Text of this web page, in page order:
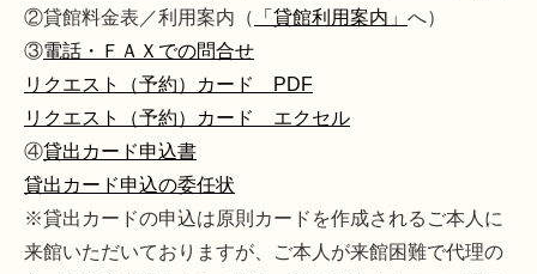
②貸館料金表／利用案内（
「貸館利用案内」 へ）
③電話・ＦＡＸでの問合せ
リクエスト（予約）カード PDF
リクエスト（予約）カード エクセル
④貸出カード申込書
貸出カード申込の委任状
※貸出カードの申込は原則カードを作成されるご本人に
来館いただいておりますが、ご本人が来館困難で代理の